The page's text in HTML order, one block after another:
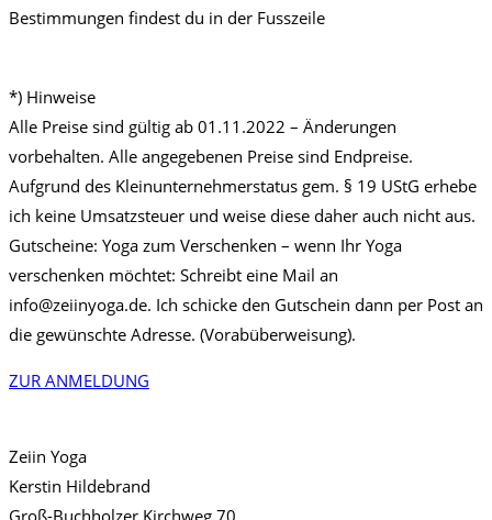
Bestimmungen findest du in der Fusszeile
*) Hinweise
Alle Preise sind gültig ab 01.11.2022 – Änderungen
vorbehalten. Alle angegebenen Preise sind Endpreise.
Aufgrund des Kleinunternehmerstatus gem. § 19 UStG erhebe
ich keine Umsatzsteuer und weise diese daher auch nicht aus.
Gutscheine: Yoga zum Verschenken – wenn Ihr Yoga
verschenken möchtet: Schreibt eine Mail an
info@zeiinyoga.de. Ich schicke den Gutschein dann per Post an
die gewünschte Adresse. (Vorabüberweisung).
ZUR ANMELDUNG
Zeiin Yoga
Kerstin Hildebrand
Groß-Buchholzer Kirchweg 70